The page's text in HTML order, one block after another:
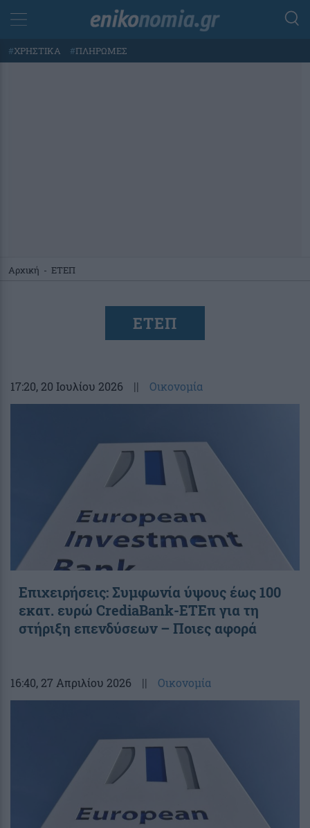
#ΧΡΗΣΤΙΚΑ #ΠΛΗΡΩΜΕΣ
Αρχική - ΕΤΕΠ
ΕΤΕΠ
17:20, 20 Ιουλίου 2026 || Οικονομία
Επιχειρήσεις: Συμφωνία ύψους έως 100
εκατ. ευρώ CrediaBank-ΕΤΕπ για τη
στήριξη επενδύσεων – Ποιες αφορά
16:40, 27 Απριλίου 2026 || Οικονομία